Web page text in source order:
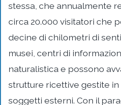
stessa, che annualmente
circa 20.000 visitatori che
decine di chilometri di
musei, centri di
naturalistica e possono
strutture ricettive gestite
soggetti esterni. Con il